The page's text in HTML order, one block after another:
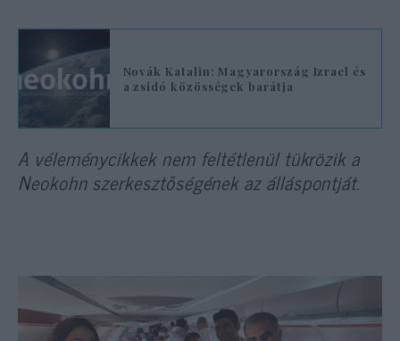
Novák Katalin: Magyarország Izrael és
a zsidó közösségek barátja
A véleménycikkek nem feltétlenül tükrözik a
Neokohn szerkesztőségének az álláspontját.